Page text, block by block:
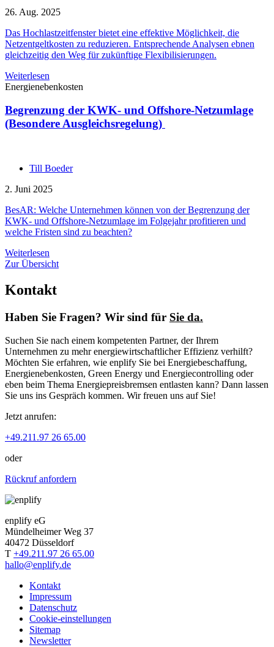
26. Aug. 2025
Das Hochlastzeitfenster bietet eine effektive Möglichkeit, die
Netzentgeltkosten zu reduzieren. Entsprechende Analysen ebnen
gleichzeitig den Weg für zukünftige Flexibilisierungen.
Weiterlesen
Energienebenkosten
Begrenzung der KWK- und Offshore-Netzumlage
(Besondere Ausgleichsregelung)
Till Boeder
2. Juni 2025
BesAR: Welche Unternehmen können von der Begrenzung der
KWK- und Offshore-Netzumlage im Folgejahr profitieren und
welche Fristen sind zu beachten?
Weiterlesen
Zur Übersicht
Kontakt
Haben Sie Fragen? Wir sind für Sie da.
Suchen Sie nach einem kompetenten Partner, der Ihrem
Unternehmen zu mehr energiewirtschaftlicher Effizienz verhilft?
Möchten Sie erfahren, wie enplify Sie bei Energiebeschaffung,
Energienebenkosten, Green Energy und Energiecontrolling oder
eben beim Thema Energiepreisbremsen entlasten kann? Dann lassen
Sie uns ins Gespräch kommen. Wir freuen uns auf Sie!
Jetzt anrufen:
+49.211.97 26 65.00
oder
Rückruf anfordern
enplify eG
Mündelheimer Weg 37
40472 Düsseldorf
T +49.211.97 26 65.00
hallo@enplify.de
Kontakt
Impressum
Datenschutz
Cookie-einstellungen
Sitemap
Newsletter